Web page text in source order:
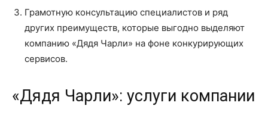
Грамотную консультацию специалистов и ряд
других преимуществ, которые выгодно выделяют
компанию «Дядя Чарли» на фоне конкурирующих
сервисов.
«Дядя Чарли»: услуги компании